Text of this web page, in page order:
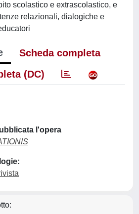
scolastico e extrascolastico, e
relazionali, dialogiche e
Scheda completa
(DC)
l'opera